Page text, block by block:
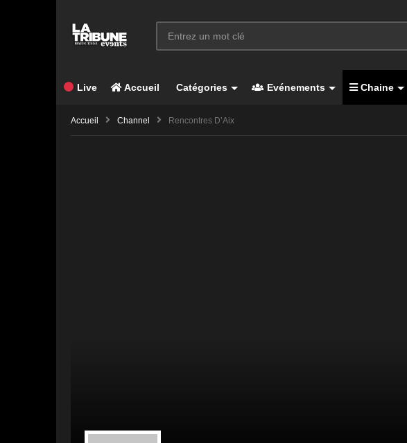
Live Accueil Catégories Evénements Chaine
Accueil Channel Rencontres D’Aix